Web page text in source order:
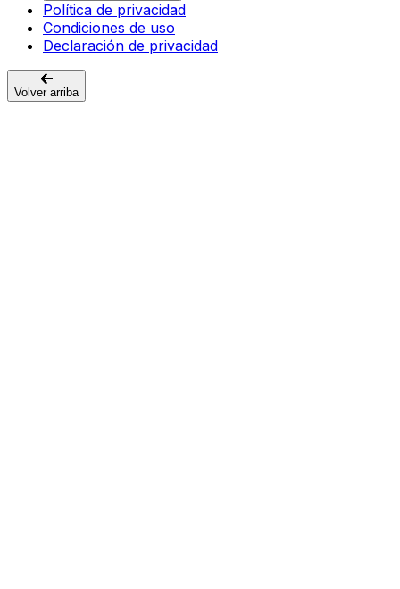
Política de privacidad
Condiciones de uso
Declaración de privacidad
Volver arriba